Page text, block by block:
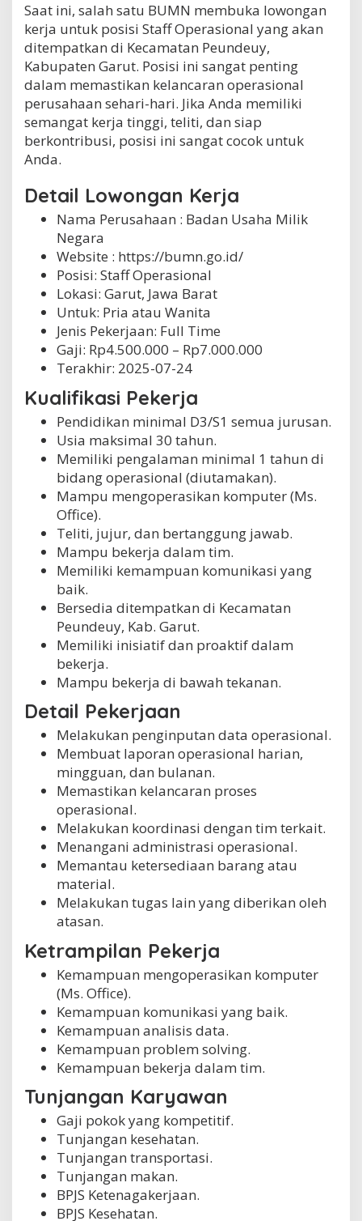
Saat ini, salah satu BUMN membuka lowongan
kerja untuk posisi Staff Operasional yang akan
ditempatkan di Kecamatan Peundeuy,
Kabupaten Garut. Posisi ini sangat penting
dalam memastikan kelancaran operasional
perusahaan sehari-hari. Jika Anda memiliki
semangat kerja tinggi, teliti, dan siap
berkontribusi, posisi ini sangat cocok untuk
Anda.
Detail Lowongan Kerja
Nama Perusahaan : Badan Usaha Milik
Negara
Website : https://bumn.go.id/
Posisi: Staff Operasional
Lokasi: Garut, Jawa Barat
Untuk: Pria atau Wanita
Jenis Pekerjaan: Full Time
Gaji: Rp4.500.000 – Rp7.000.000
Terakhir: 2025-07-24
Kualifikasi Pekerja
Pendidikan minimal D3/S1 semua jurusan.
Usia maksimal 30 tahun.
Memiliki pengalaman minimal 1 tahun di
bidang operasional (diutamakan).
Mampu mengoperasikan komputer (Ms.
Office).
Teliti, jujur, dan bertanggung jawab.
Mampu bekerja dalam tim.
Memiliki kemampuan komunikasi yang
baik.
Bersedia ditempatkan di Kecamatan
Peundeuy, Kab. Garut.
Memiliki inisiatif dan proaktif dalam
bekerja.
Mampu bekerja di bawah tekanan.
Detail Pekerjaan
Melakukan penginputan data operasional.
Membuat laporan operasional harian,
mingguan, dan bulanan.
Memastikan kelancaran proses
operasional.
Melakukan koordinasi dengan tim terkait.
Menangani administrasi operasional.
Memantau ketersediaan barang atau
material.
Melakukan tugas lain yang diberikan oleh
atasan.
Ketrampilan Pekerja
Kemampuan mengoperasikan komputer
(Ms. Office).
Kemampuan komunikasi yang baik.
Kemampuan analisis data.
Kemampuan problem solving.
Kemampuan bekerja dalam tim.
Tunjangan Karyawan
Gaji pokok yang kompetitif.
Tunjangan kesehatan.
Tunjangan transportasi.
Tunjangan makan.
BPJS Ketenagakerjaan.
BPJS Kesehatan.